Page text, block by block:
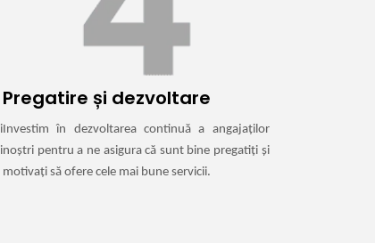
Pregatire și dezvoltare
Investim în dezvoltarea continuă a angajaților
noștri pentru a ne asigura că sunt bine pregatiți și
motivați să ofere cele mai bune servicii.